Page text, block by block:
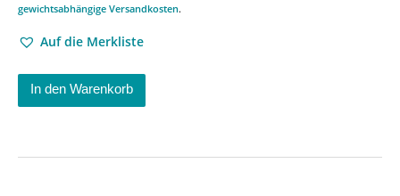
gewichtsabhängige Versandkosten.
Auf die Merkliste
In den Warenkorb